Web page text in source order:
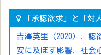
「承認欲求」と「対
吉澤英里（2020）．認
安に及ぼす影響．社会